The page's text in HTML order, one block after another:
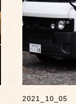
2021_10_05